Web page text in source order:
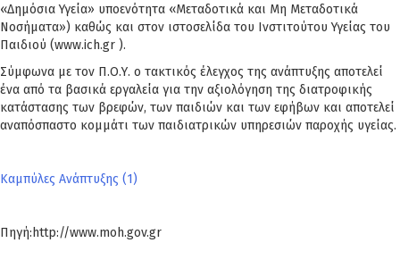
«Δημόσια Υγεία» υποενότητα «Μεταδοτικά και Μη Μεταδοτικά
Νοσήματα») καθώς και στον ιστοσελίδα του Ινστιτούτου Υγείας του
Παιδιού (www.ich.gr ).
Σύμφωνα με τον Π.Ο.Υ. ο τακτικός έλεγχος της ανάπτυξης αποτελεί
ένα από τα βασικά εργαλεία για την αξιολόγηση της διατροφικής
κατάστασης των βρεφών, των παιδιών και των εφήβων και αποτελεί
αναπόσπαστο κομμάτι των παιδιατρικών υπηρεσιών παροχής υγείας.
Καμπύλες Ανάπτυξης (1)
Πηγή:http://www.moh.gov.gr